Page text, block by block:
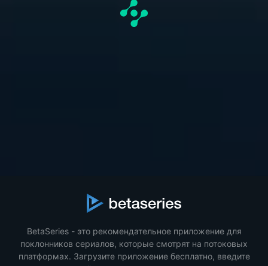
BetaSeries - это рекомендательное приложение для
поклонников сериалов, которые смотрят на потоковых
платформах. Загрузите приложение бесплатно, введите